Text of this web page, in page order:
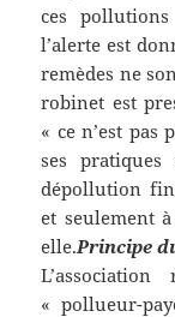
ces
l’alerte est
remèdes ne
robinet est
« ce n’est pas
ses
dépollution
et seulement
elle.Principe
« pollueur-